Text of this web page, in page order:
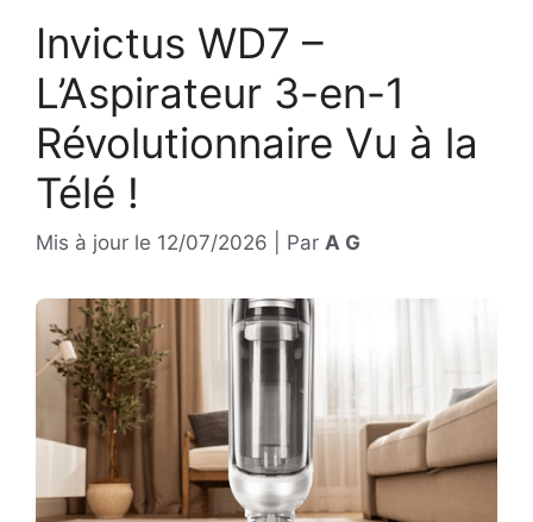
Invictus WD7 –
L’Aspirateur 3-en-1
Révolutionnaire Vu à la
Télé !
Mis à jour le 12/07/2026 Par A G